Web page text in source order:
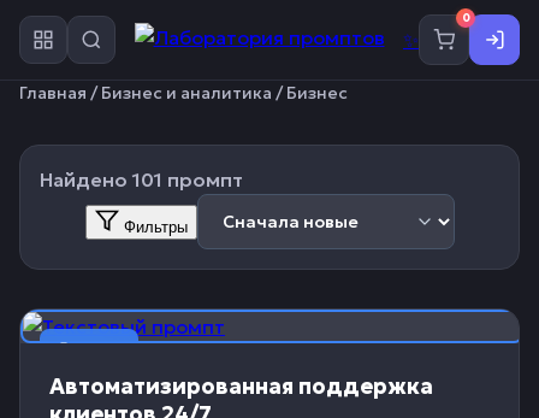
✨
0
Главная /Бизнес и аналитика / Бизнес
Найдено 101 промпт
Фильтры
📝 Текст
Автоматизированная поддержка